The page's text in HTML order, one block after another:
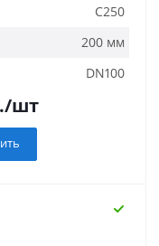
C250
200 мм
DN100
/шт